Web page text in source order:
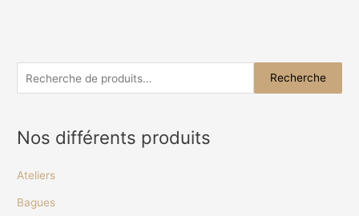
e
h
r
c
Recherche
Nos différents produits
Ateliers
Bagues